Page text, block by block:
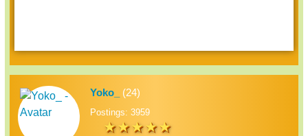
Yoko_ (24)
Postings: 3959